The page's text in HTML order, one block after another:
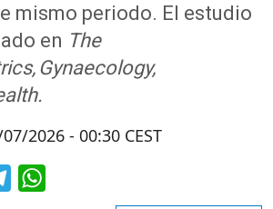
mismo periodo. El estudio
en The
Gynaecology,
2026 - 00:30 CEST
Telegram